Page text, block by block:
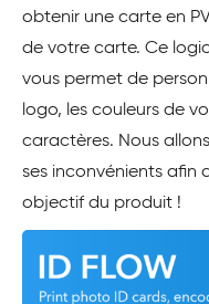
obtenir une carte en
de votre carte. Ce
vous permet de
logo, les couleurs de
caractères. Nous
ses inconvénients afin
objectif du produit !